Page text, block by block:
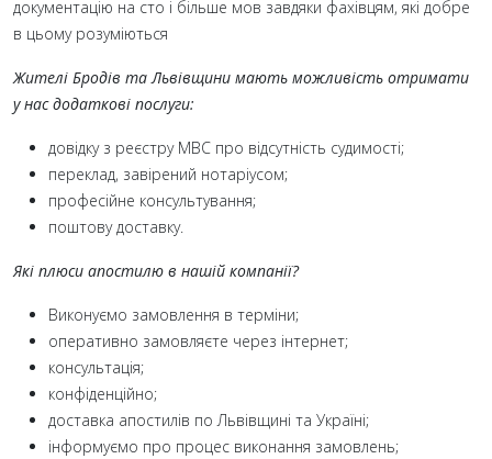
документацію на сто і більше мов завдяки фахівцям, які добре
в цьому розуміються
Жителі Бродів та Львівщини мають можливість отримати
у нас додаткові послуги:
довідку з реєстру МВС про відсутність судимості;
переклад, завірений нотаріусом;
професійне консультування;
поштову доставку.
Які плюси апостилю в нашій компанії?
Виконуємо замовлення в терміни;
оперативно замовляєте через інтернет;
консультація;
конфіденційно;
доставка апостилів по Львівщині та Україні;
інформуємо про процес виконання замовлень;